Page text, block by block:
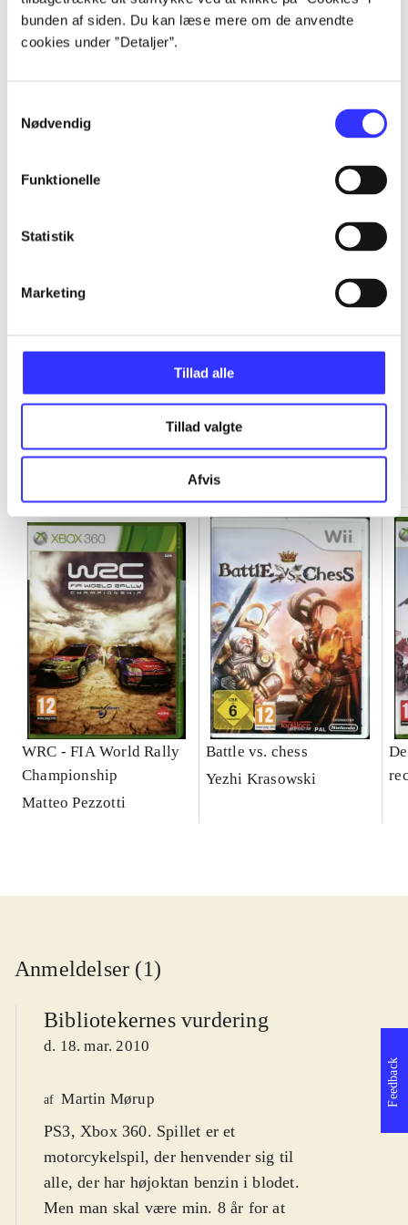
bunden af siden. Du kan læse mere om de anvendte
cookies under ”Detaljer”.
Nødvendig
Funktionelle
Statistik
Marketing
Tillad alle
Tillad valgte
Afvis
Artikler
Alle registrerede artikler fordelt på udgivelser
Minder om
WRC - FIA World Rally
Championship
Matteo Pezzotti
Battle vs. chess
Yezhi Krasowski
Anmeldelser (1)
Bibliotekernes vurdering
d. 18. mar. 2010
af Martin Mørup
PS3, Xbox 360. Spillet er et
motorcykelspil, der henvender sig til
alle, der har højoktan benzin i blodet.
Men man skal være min. 8 år for at
Feedback